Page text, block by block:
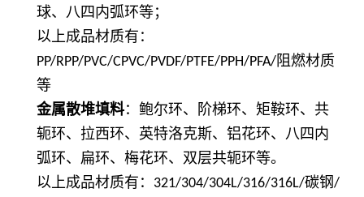
球、八四内弧环等；
以上成品材质有：
PP/RPP/PVC/CPVC/PVDF/PTFE/PPH/PFA/阻燃材质
等
金属散堆填料：鲍尔环、阶梯环、矩鞍环、共
轭环、拉西环、英特洛克斯、铝花环、八四内
弧环、扁环、梅花环、双层共轭环等。
以上成品材质有： 321/304/304L/316/316L/碳钢/